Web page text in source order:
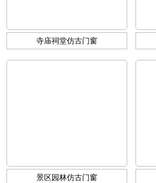
寺庙祠堂仿古门窗
景区园林仿古门窗